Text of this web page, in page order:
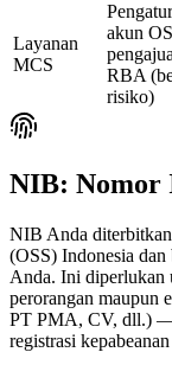
Layanan
MCS
akun
RBA
risiko)
NIB: Nomor
NIB Anda
(OSS) Indonesia dan
Anda. Ini diperlukan
perorangan maupun
PT PMA, CV, dll.) —
registrasi